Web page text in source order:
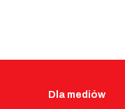
Dla mediów